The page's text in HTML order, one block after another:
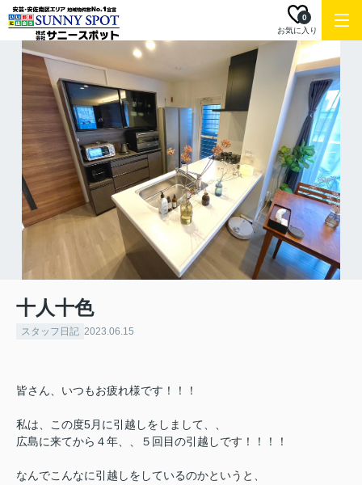
お気に入り
0
十人十色
スタッフ日記 2023.06.15
皆さん、いつもお疲れ様です！！！
私は、この度5月に引越しをしまして、、
広島に来てから４年、、５回目の引越しです！！！！
なんでこんなに引越しをしているのかというと、